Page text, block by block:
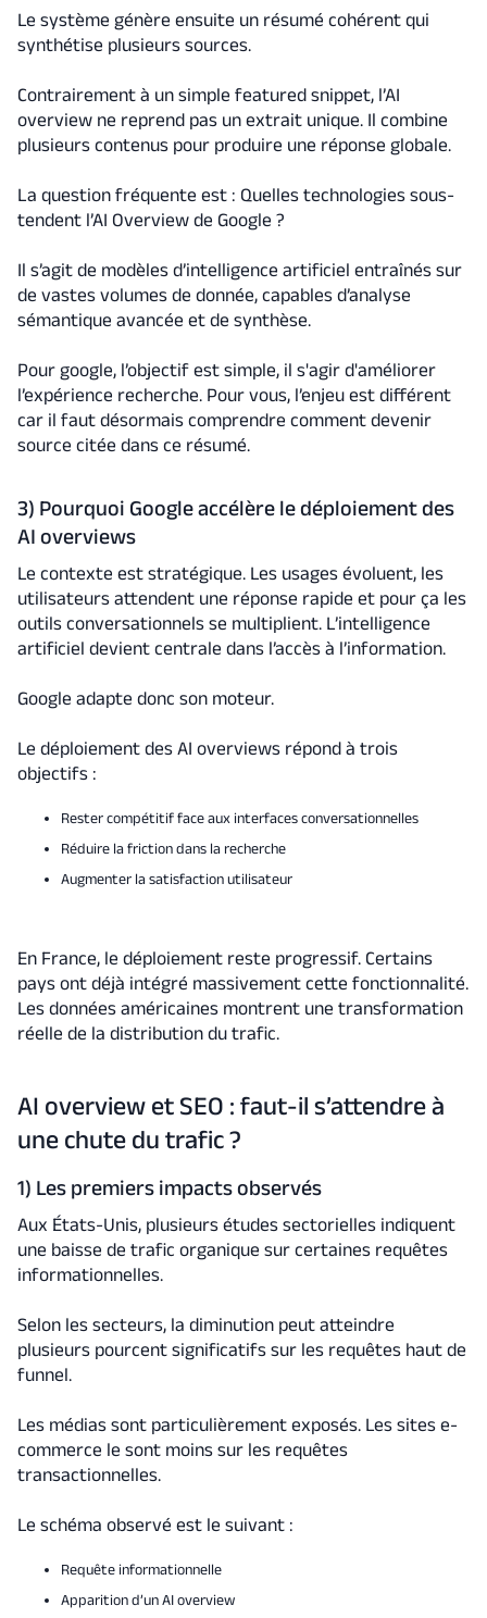
Le système génère ensuite un résumé cohérent qui
synthétise plusieurs sources.
Contrairement à un simple featured snippet, l’AI
overview ne reprend pas un extrait unique. Il combine
plusieurs contenus pour produire une réponse globale.
La question fréquente est : Quelles technologies sous-
tendent l’AI Overview de Google ?
Il s’agit de modèles d’intelligence artificiel entraînés sur
de vastes volumes de donnée, capables d’analyse
sémantique avancée et de synthèse.
Pour google, l’objectif est simple, il s'agir d'améliorer
l’expérience recherche. Pour vous, l’enjeu est différent
car il faut désormais comprendre comment devenir
source citée dans ce résumé.
3) Pourquoi Google accélère le déploiement des
AI overviews
Le contexte est stratégique. Les usages évoluent, les
utilisateurs attendent une réponse rapide et pour ça les
outils conversationnels se multiplient. L’intelligence
artificiel devient centrale dans l’accès à l’information.
Google adapte donc son moteur.
Le déploiement des AI overviews répond à trois
objectifs :
Rester compétitif face aux interfaces conversationnelles
Réduire la friction dans la recherche
Augmenter la satisfaction utilisateur
En France, le déploiement reste progressif. Certains
pays ont déjà intégré massivement cette fonctionnalité.
Les données américaines montrent une transformation
réelle de la distribution du trafic.
AI overview et SEO : faut-il s’attendre à
une chute du trafic ?
1) Les premiers impacts observés
Aux États-Unis, plusieurs études sectorielles indiquent
une baisse de trafic organique sur certaines requêtes
informationnelles.
Selon les secteurs, la diminution peut atteindre
plusieurs pourcent significatifs sur les requêtes haut de
funnel.
Les médias sont particulièrement exposés. Les sites e-
commerce le sont moins sur les requêtes
transactionnelles.
Le schéma observé est le suivant :
Requête informationnelle
Apparition d’un AI overview